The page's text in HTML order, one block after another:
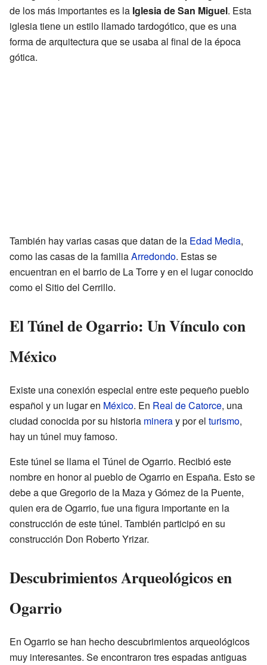
de los más importantes es la Iglesia de San Miguel. Esta
iglesia tiene un estilo llamado tardogótico, que es una
forma de arquitectura que se usaba al final de la época
gótica.
También hay varias casas que datan de la Edad Media,
como las casas de la familiaArredondo. Estas se
encuentran en el barrio de La Torre y en el lugar conocido
como el Sitio del Cerrillo.
El Túnel de Ogarrio: Un Vínculo con
México
Existe una conexión especial entre este pequeño pueblo
español y un lugar en México. En Real de Catorce, una
ciudad conocida por su historia mineray por el turismo,
hay un túnel muy famoso.
Este túnel se llama el Túnel de Ogarrio. Recibió este
nombre en honor al pueblo de Ogarrio en España. Esto se
debe a que Gregorio de la Maza y Gómez de la Puente,
quien era de Ogarrio, fue una figura importante en la
construcción de este túnel. También participó en su
construcción Don Roberto Yrizar.
Descubrimientos Arqueológicos en
Ogarrio
En Ogarrio se han hecho descubrimientos arqueológicos
muy interesantes. Se encontraron tres espadas antiguas